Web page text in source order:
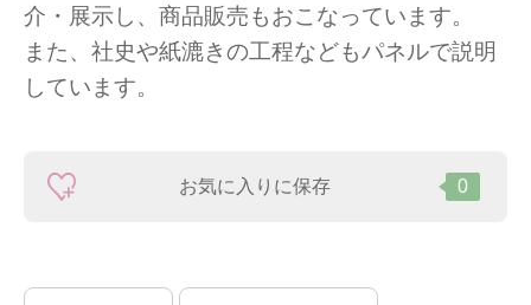
介・展示し、商品販売もおこなっています。
また、社史や紙漉きの工程などもパネルで説明
しています。
お気に入りに保存 0